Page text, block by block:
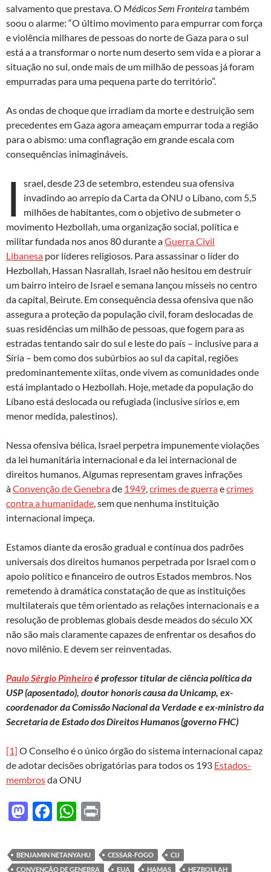
salvamento que prestava. O Médicos Sem Fronteiratambém
soou o alarme: “O último movimento para empurrar com força
e violência milhares de pessoas do norte de Gaza para o sul
está a a transformar o norte num deserto sem vida e a piorar a
situação no sul, onde mais de um milhão de pessoas já foram
empurradas para uma pequena parte do território”.
As ondas de choque que irradiam da morte e destruição sem
precedentes em Gaza agora ameaçam empurrar toda a região
para o abismo: uma conflagração em grande escala com
consequências inimagináveis.
I
srael, desde 23 de setembro, estendeu sua ofensiva
invadindo ao arrepio da Carta da ONU o Líbano, com 5,5
milhões de habitantes, com o objetivo de submeter o
movimento Hezbollah, uma organização social, política e
militar fundada nos anos 80 durante aGuerra Civil
Libanesa por líderes religiosos. Para assassinar o líder do
Hezbollah, Hassan Nasrallah, Israel não hesitou em destruir
um bairro inteiro de Israel e semana lançou misseis no centro
da capital, Beirute. Em consequência dessa ofensiva que não
assegura a proteção da população civil, foram deslocadas de
suas residências um milhão de pessoas, que fogem para as
estradas tentando sair do sul e leste do país – inclusive para a
Síria – bem como dos subúrbios ao sul da capital, regiões
predominantemente xiitas, onde vivem as comunidades onde
está implantado o Hezbollah. Hoje, metade da população do
Líbano está deslocada ou refugiada (inclusive sírios e, em
menor medida, palestinos).
Nessa ofensiva bélica, Israel perpetra impunemente violações
da lei humanitária internacional e da lei internacional de
direitos humanos. Algumas representam graves infrações
àConvenção de Genebrade 1949,crimes de guerraecrimes
contra a humanidade, sem que nenhuma instituição
internacional impeça.
Estamos diante da erosão gradual e contínua dos padrões
universais dos direitos humanos perpetrada por Israel com o
apoio político e financeiro de outros Estados membros. Nos
remetendo à dramática constatação de que as instituições
multilaterais que têm orientado as relações internacionais e a
resolução de problemas globais desde meados do século XX
não são mais claramente capazes de enfrentar os desafios do
novo milênio. E devem ser reinventadas.
Paulo Sérgio Pinheiroé professor titular de ciência política da
USP (aposentado), doutor honoris causa da Unicamp, ex-
coordenador da Comissão Nacional da Verdade e ex-ministro da
Secretaria de Estado dos Direitos Humanos (governo FHC)
[1] O Conselho é o único órgão do sistema internacional capaz
de adotar decisões obrigatórias para todos os 193 Estados-
membrosda ONU
M
to
F
e
W
at nt
BENJAMIN NETANYAHU CESSAR-FOGO
CIJ
CONVENÇÃO DE GENEBRA
EUA HAMAS
HEZBOLLAH